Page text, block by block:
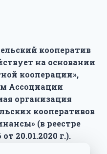
кооператив
на основании
кооперации»,
Ассоциации
организация
кооперативов
(в реестре
20.01.2020 г.).